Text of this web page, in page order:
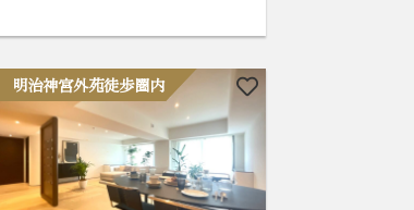
明治神宮外苑徒歩圏内